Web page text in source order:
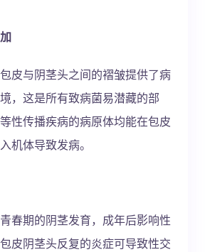
皮与阴茎头之间的褶皱提供了病
，这是所有致病菌易潜藏的部
性传播疾病的病原体均能在包皮
机体导致发病。
春期的阴茎发育，成年后影响性
皮阴茎头反复的炎症可导致性交